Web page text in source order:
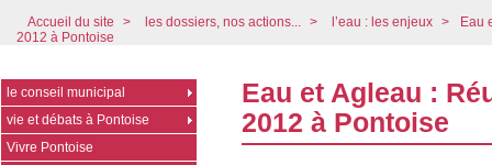
Accueil du site > les dossiers, nos actions... > l’eau : les enjeux >
Eau
2012 à Pontoise
Eau et Agleau :
2012 à Pontoise
le conseil municipal
vie et débats à Pontoise
Vivre Pontoise